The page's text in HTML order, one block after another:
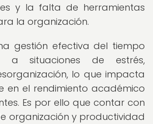
y la falta de herramientas
la organización.
gestión efectiva del tiempo
a situaciones de estrés,
lo que impacta
en el rendimiento académico
Es por ello que contar con
organización y productividad